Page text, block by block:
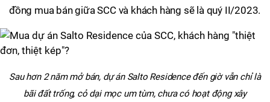
đồng mua bán giữa SCC và khách hàng sẽ là quý II/2023.
Sau hơn 2 năm mở bán, dự án Salto Residence đến giờ vẫn chỉ là
bãi đất trống, cỏ dại mọc um tùm, chưa có hoạt động xây